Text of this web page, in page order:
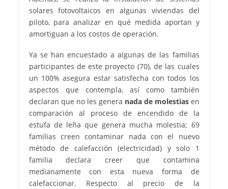
solares fotovoltaicos en algunas viviendas del
piloto, para analizar en qué medida aportan y
amortiguan a los costos de operación.
Ya se han encuestado a algunas de las familias
participantes de este proyecto (70), de las cuales
un 100% asegura estar satisfecha con todos los
aspectos que contempla, así como también
declaran que no les genera nada de molestiasen
comparación al proceso de encendido de la
estufa de leña que genera mucha molestia; 69
familias creen contaminar nada con el nuevo
método de calefacción (electricidad) y solo 1
familia declara creer que contamina
medianamente con esta nueva forma de
calefaccionar. Respecto al precio de la